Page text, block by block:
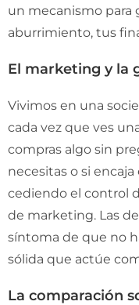
un mecanismo para
aburrimiento, tus
El marketing y la
Vivimos en una
cada vez que ves
compras algo sin
necesitas o si
cediendo el control
de marketing. Las
síntoma de que no
sólida que actúe
La comparación